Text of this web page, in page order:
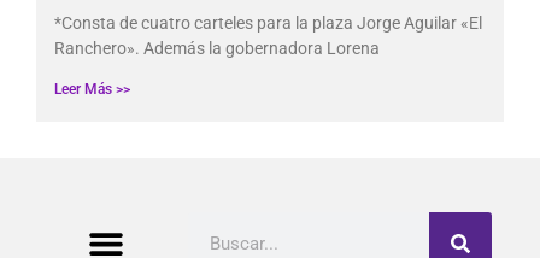
*Consta de cuatro carteles para la plaza Jorge Aguilar «El
Ranchero». Además la gobernadora Lorena
Leer Más >>